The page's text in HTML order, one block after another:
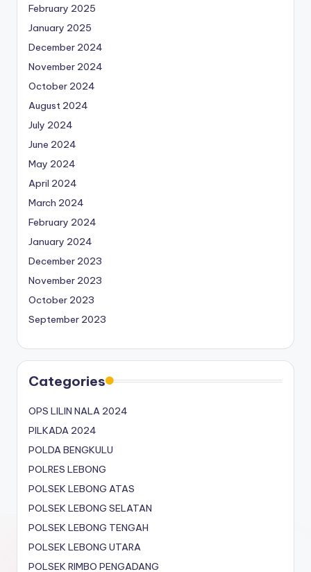
February 2025
January 2025
December 2024
November 2024
October 2024
August 2024
July 2024
June 2024
May 2024
April 2024
March 2024
February 2024
January 2024
December 2023
November 2023
October 2023
September 2023
Categories
OPS LILIN NALA 2024
PILKADA 2024
POLDA BENGKULU
POLRES LEBONG
POLSEK LEBONG ATAS
POLSEK LEBONG SELATAN
POLSEK LEBONG TENGAH
POLSEK LEBONG UTARA
POLSEK RIMBO PENGADANG